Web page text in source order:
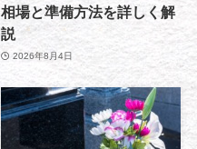
相場と準備方法を詳しく解
説
2026年8月4日